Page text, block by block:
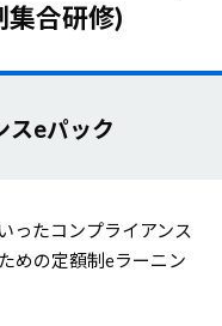
集合研修)
スeパック
ったコンプライアンス
めの定額制eラーニン